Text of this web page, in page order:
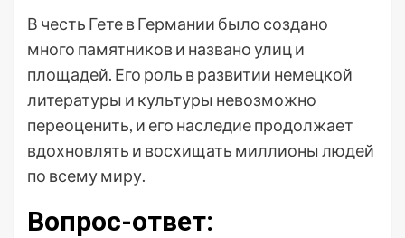
В честь Гете в Германии было создано
много памятников и названо улиц и
площадей. Его роль в развитии немецкой
литературы и культуры невозможно
переоценить, и его наследие продолжает
вдохновлять и восхищать миллионы людей
по всему миру.
Вопрос-ответ: